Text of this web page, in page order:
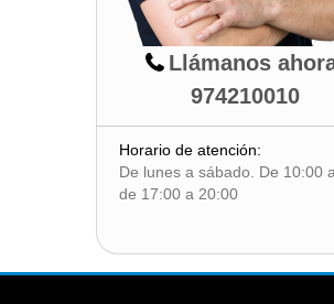
Llámanos
974210010
Horario de atención:
De lunes a sábado. De 10:00
de 17:00 a 20:00